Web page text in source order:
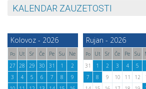
KALENDAR ZAUZETOSTI
Kolovoz - 2026
Po Ut Sr Če Pe Su
Ne
27 28 29 30 31 1
2
3
4 5 6 7 8
9
Rujan - 2026
Po Ut Sr Če Pe Su
31
1 2 3 4 5
7
8 9 10 11 12